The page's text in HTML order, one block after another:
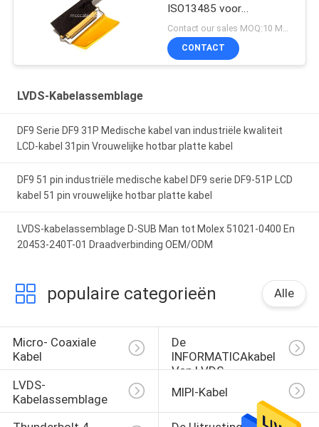
ISO13485 voor
Medische Lcd Monitor
CONTACT
LVDS-Kabelassemblage
DF9 Serie DF9 31P Medische kabel van industriële kwaliteit
LCD-kabel 31pin Vrouwelijke hotbar platte kabel
DF9 51 pin industriële medische kabel DF9 serie DF9-51P LCD
kabel 51 pin vrouwelijke hotbar platte kabel
LVDS-kabelassemblage D-SUB Man tot Molex 51021-0400 En
20453-240T-01 Draadverbinding OEM/ODM
populaire categorieën Alle
Micro- Coaxiale
Kabel
De
INFORMATICAkabel
Van LVDS
LVDS-
Kabelassemblage
MIPI-Kabel